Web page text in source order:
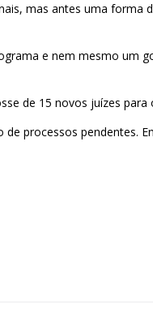
mas antes uma forma
e nem mesmo um
de 15 novos juízes para
processos pendentes.